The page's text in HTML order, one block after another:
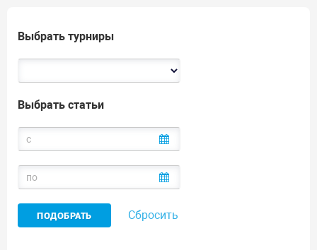
Выбрать турниры
Выбрать статьи
Сбросить